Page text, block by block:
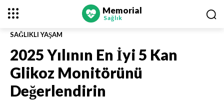
Memorial
Sağlık
SAĞLIKLI YAŞAM
2025 Yılının En İyi 5 Kan
Glikoz Monitörünü
Değerlendirin